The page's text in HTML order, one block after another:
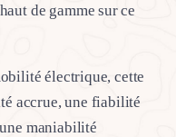
de gamme sur ce
électrique, cette
accrue, une fiabilité
maniabilité